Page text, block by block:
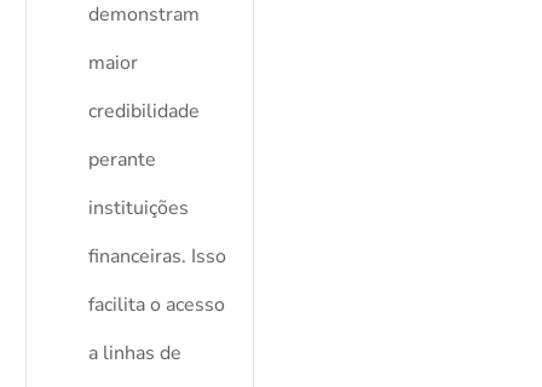
demonstram
maior
credibilidade
perante
instituições
financeiras. Isso
facilita o acesso
a linhas de